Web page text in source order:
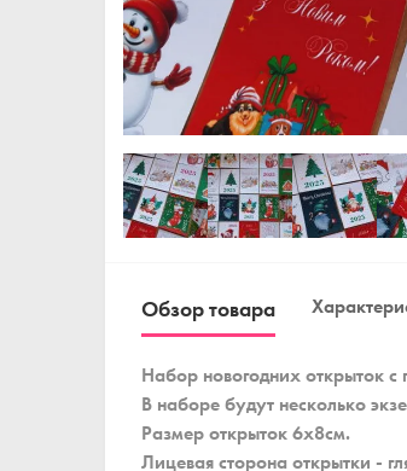
Обзор товара
Набор новогодних открыток
В наборе будут несколько
Размер открыток 6x8см.
Лицевая сторона открытки -